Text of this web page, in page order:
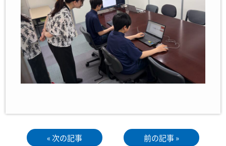
« 次の記事 前の記事 »